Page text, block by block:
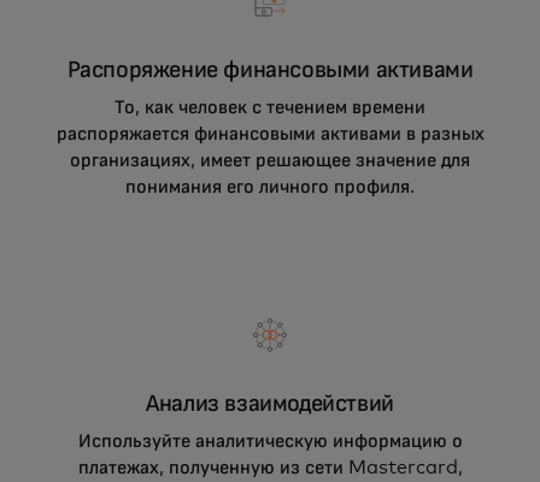
Mastercard для управления
Распоряжение финансовыми активами
То, как человек с течением времени
распоряжается финансовыми активами в разных
организациях, имеет решающее значение для
понимания его личного профиля.
Анализ взаимодействий
Используйте аналитическую информацию о
платежах, полученную из сети Mastercard,